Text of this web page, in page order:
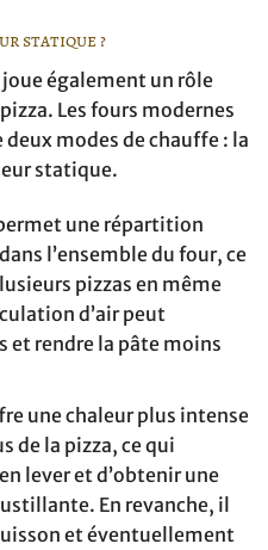
statique ?
également un rôle
Les fours modernes
modes de chauffe : la
statique.
une répartition
l’ensemble du four, ce
pizzas en même
d’air peut
et rendre la pâte moins
une chaleur plus intense
de la pizza, ce qui
lever et d’obtenir une
En revanche, il
et éventuellement